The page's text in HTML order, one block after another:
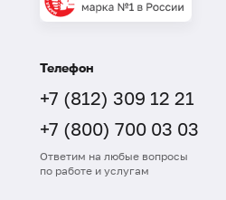
Телефон
+7 (812) 309 12 21
+7 (800) 700 03 03
Ответим на любые вопросы
по работе и услугам